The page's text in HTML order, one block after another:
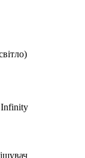
Infinity